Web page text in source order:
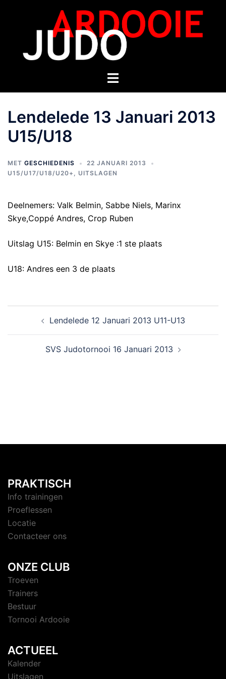
Lendelede 13 Januari 2013
U15/U18
MET GESCHIEDENIS
22 JANUARI 2013
U15/U17/U18/U20+ , UITSLAGEN
Deelnemers: Valk Belmin, Sabbe Niels, Marinx
Skye,Coppé Andres, Crop Ruben
Uitslag U15: Belmin en Skye :1 ste plaats
U18: Andres een 3 de plaats
Lendelede 12 Januari 2013 U11-U13
SVS Judotornooi 16 Januari 2013
PRAKTISCH
Info trainingen
Proeflessen
Locatie
Contacteer ons
ONZE CLUB
Troeven
Trainers
Bestuur
Tornooi Ardooie
ACTUEEL
Kalender
Uitslagen